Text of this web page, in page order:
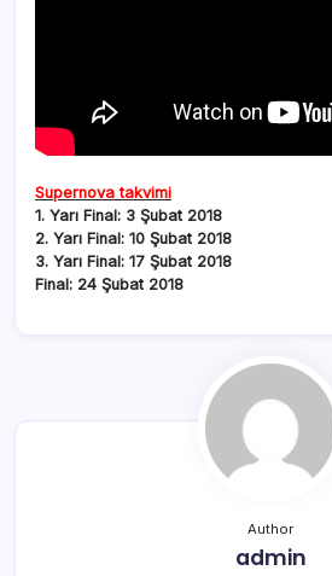
Supernova takvimi
1. Yarı Final: 3 Şubat 2018
2. Yarı Final: 10 Şubat 2018
3. Yarı Final: 17 Şubat 2018
Final: 24 Şubat 2018
Author
admin